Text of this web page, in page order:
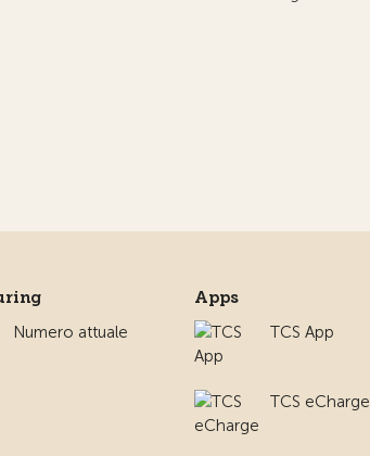
Numero attuale
Apps
TCS App
TCS eCharge